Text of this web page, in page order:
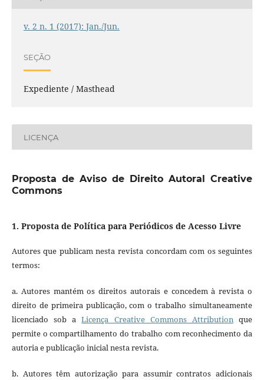
v. 2 n. 1 (2017): Jan./Jun.
SEÇÃO
Expediente / Masthead
LICENÇA
Proposta de Aviso de Direito Autoral Creative
Commons
1. Proposta de Política para Periódicos de Acesso Livre
Autores que publicam nesta revista concordam com os seguintes
termos:
a. Autores mantém os direitos autorais e concedem à revista o
direito de primeira publicação, com o trabalho simultaneamente
licenciado sob aLicença Creative Commons Attributionque
permite o compartilhamento do trabalho com reconhecimento da
autoria e publicação inicial nesta revista.
b. Autores têm autorização para assumir contratos adicionais